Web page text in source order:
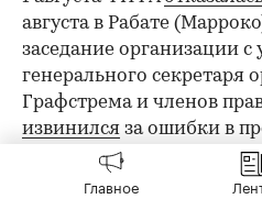
августа в Рабате
заседание организации
генерального секретаря
Графстрема и членов
извинился за ошибки в
инициативы и свернул
Несмотря на это, 6
Главное